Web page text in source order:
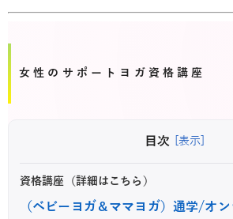
女性のサポートヨガ資格講座
目次 [表示]
資格講座（詳細はこちら）
（ベビーヨガ＆ママヨガ）通学/オン